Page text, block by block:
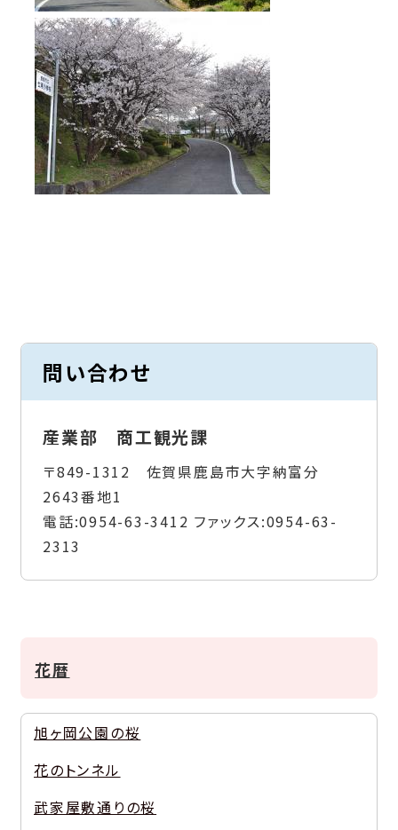
問い合わせ
産業部 商工観光課
〒849-1312 佐賀県鹿島市大字納富分
2643番地1
電話:0954-63-3412 ファックス:0954-63-
2313
花暦
旭ヶ岡公園の桜
花のトンネル
武家屋敷通りの桜